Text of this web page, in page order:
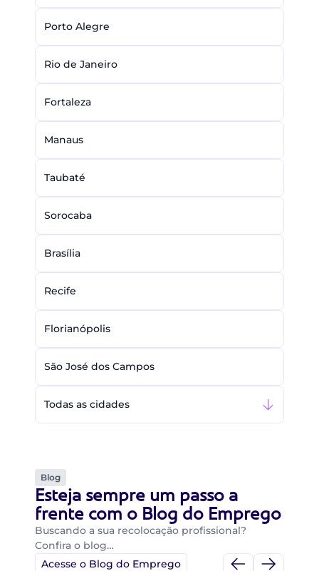
Porto Alegre
Rio de Janeiro
Fortaleza
Manaus
Taubaté
Sorocaba
Brasília
Recife
Florianópolis
São José dos Campos
Todas as cidades
Blog
Esteja sempre um passo a
frente com o Blog do Emprego
Buscando a sua recolocação profissional?
Confira o blog…
Acesse o Blog do Emprego